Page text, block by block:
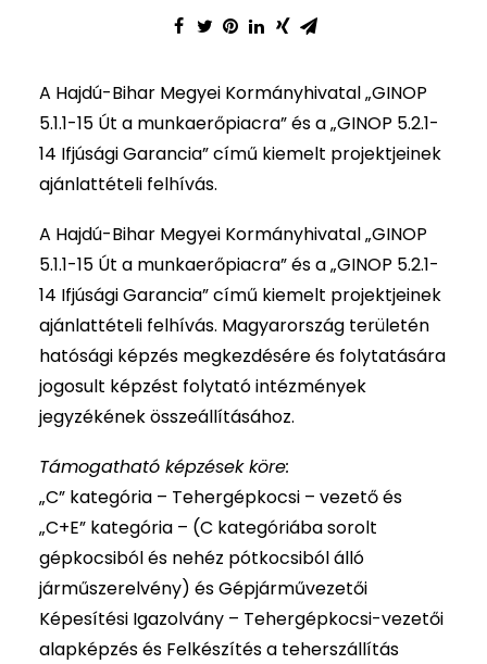
A Hajdú-Bihar Megyei Kormányhivatal „GINOP
5.1.1-15 Út a munkaerőpiacra” és a „GINOP 5.2.1-
14 Ifjúsági Garancia” című kiemelt projektjeinek
ajánlattételi felhívás.
A Hajdú-Bihar Megyei Kormányhivatal „GINOP
5.1.1-15 Út a munkaerőpiacra” és a „GINOP 5.2.1-
14 Ifjúsági Garancia” című kiemelt projektjeinek
ajánlattételi felhívás. Magyarország területén
hatósági képzés megkezdésére és folytatására
jogosult képzést folytató intézmények
jegyzékének összeállításához.
Támogatható képzések köre:
„C” kategória – Tehergépkocsi – vezető és
„C+E” kategória – (C kategóriába sorolt
gépkocsiból és nehéz pótkocsiból álló
járműszerelvény) és Gépjárművezetői
Képesítési Igazolvány – Tehergépkocsi-vezetői
alapképzés és Felkészítés a teherszállítás